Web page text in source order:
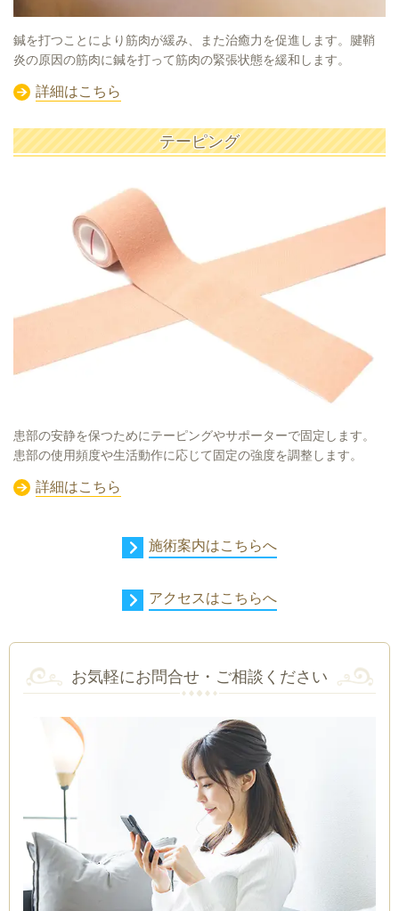
鍼を打つことにより筋肉が緩み、また治癒力を促進します。腱鞘
炎の原因の筋肉に鍼を打って筋肉の緊張状態を緩和します。
詳細はこちら
テーピング
患部の安静を保つためにテーピングやサポーターで固定します。
患部の使用頻度や生活動作に応じて固定の強度を調整します。
詳細はこちら
施術案内はこちらへ
アクセスはこちらへ
お気軽にお問合せ・ご相談ください